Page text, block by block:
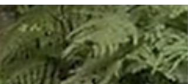
在多數企業的經營邏輯裡，「庫存」放得越久，資
金就被壓得越久。因此，像便當、御飯糰這種保存
期限只有一天的鮮食，在一般人眼裡看起來，無疑
是一門隨時會現賠、高風險的賠本生意。 然而在 7-
ELEVEN 的財報中，鮮食卻是貢獻營收與帶動毛利
長的最核心引擎。